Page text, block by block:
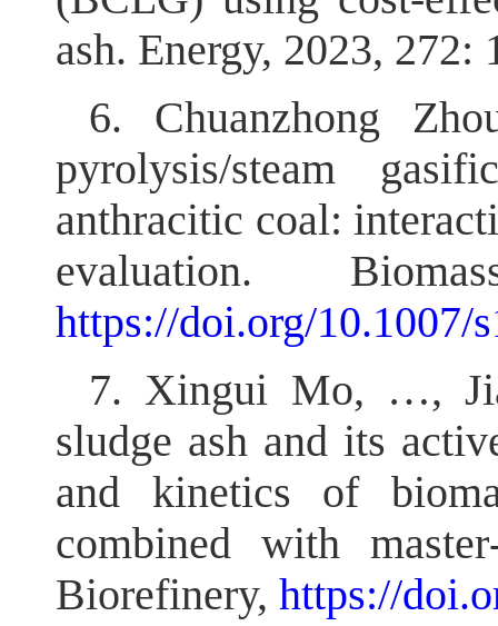
ash. Energy, 2023, 272:
6. Chuanzhong
pyrolysis/steam
anthracitic coal:
evaluation.
https://doi.org/10.1007/
7. Xingui Mo, …,
sludge ash and its
and kinetics of
combined with
Biorefinery, https://